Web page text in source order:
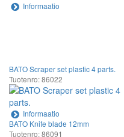
Informaatio
BATO Scraper set plastic 4 parts.
Tuotenro: 86022
Informaatio
BATO Knife blade 12mm
Tuotenro: 86091